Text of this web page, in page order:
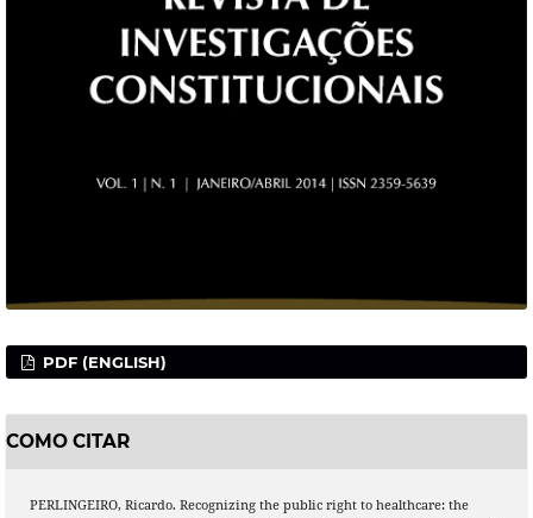
PDF (ENGLISH)
COMO CITAR
PERLINGEIRO, Ricardo. Recognizing the public right to healthcare: the